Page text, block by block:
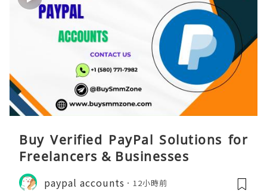
Buy Verified PayPal Solutions for
Freelancers & Businesses
paypal accounts 12小時前